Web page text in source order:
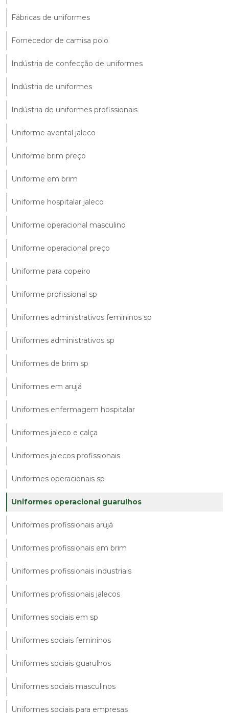
Fábricas de uniformes
Fornecedor de camisa polo
Indústria de confecção de uniformes
Indústria de uniformes
Indústria de uniformes profissionais
Uniforme avental jaleco
Uniforme brim preço
Uniforme em brim
Uniforme hospitalar jaleco
Uniforme operacional masculino
Uniforme operacional preço
Uniforme para copeiro
Uniforme profissional sp
Uniformes administrativos femininos sp
Uniformes administrativos sp
Uniformes de brim sp
Uniformes em arujá
Uniformes enfermagem hospitalar
Uniformes jaleco e calça
Uniformes jalecos profissionais
Uniformes operacionais sp
Uniformes operacional guarulhos
Uniformes profissionais arujá
Uniformes profissionais em brim
Uniformes profissionais industriais
Uniformes profissionais jalecos
Uniformes sociais em sp
Uniformes sociais femininos
Uniformes sociais guarulhos
Uniformes sociais masculinos
Uniformes sociais para empresas